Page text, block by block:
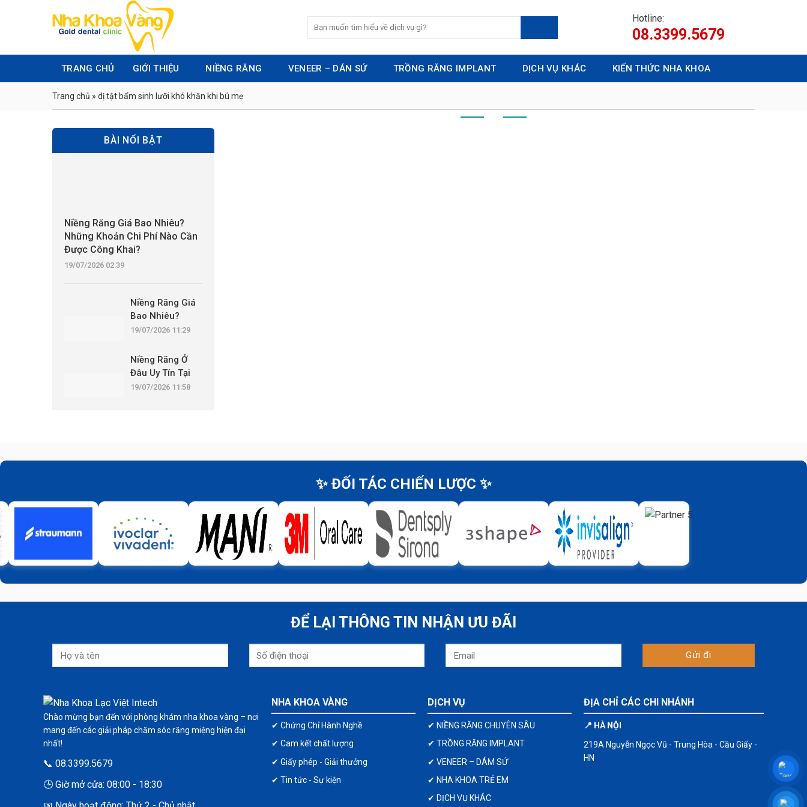
Hotline:
08.3399.5679
TRANG CHỦ GIỚI THIỆU NIỀNG RĂNG VENEER – DÁN SỨ TRỒNG RĂNG IMPLANT DỊCH VỤ KHÁC KIẾN THỨC NHA KHOA
Trang chủ » dị tật bẩm sinh lưỡi khó khăn khi bú mẹ
BÀI NỔI BẬT
Niềng Răng Giá Bao Nhiêu?
Những Khoản Chi Phí Nào Cần
Được Công Khai?
19/07/2026 02:39
Niềng Răng Giá
Bao Nhiêu?
Những Khoản
Được Công
Khai?
19/07/2026 11:29
Niềng Răng Ở
Đâu Uy Tín Tại
Hà Nội? 10 Tiêu
19/07/2026 11:58
✨ ĐỐI TÁC CHIẾN LƯỢC ✨
ĐỂ LẠI THÔNG TIN NHẬN ƯU ĐÃI
Chào mừng bạn đến với phòng khám nha khoa vàng – nơi
mang đến các giải pháp chăm sóc răng miệng hiện đại
nhất!
📞 08.3399.5679
🕒 Giờ mở cửa: 08:00 - 18:30
NHA KHOA VÀNG
✔ Chứng Chỉ Hành Nghề
✔ Cam kết chất lượng
✔ Giấy phép - Giải thưởng
✔ Tin tức - Sự kiện
DỊCH VỤ
✔ NIỀNG RĂNG CHUYÊN SÂU
✔ TRỒNG RĂNG IMPLANT
✔ VENEER – DÁM SỨ
✔ NHA KHOA TRẺ EM
✔ DỊCH VỤ KHÁC
ĐỊA CHỈ CÁC CHI NHÁNH
📍 HÀ NỘI
219A Nguyễn Ngọc Vũ - Trung Hòa - Cầu Giấy -
HN